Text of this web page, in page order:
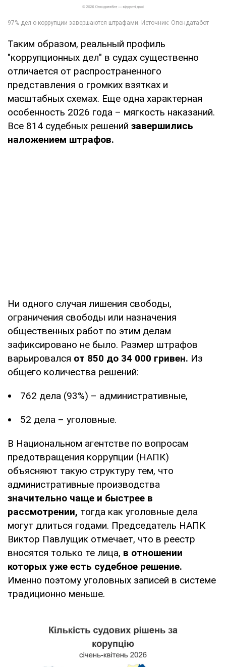
Таким образом, реальный профиль
"коррупционных дел" в судах существенно
отличается от распространенного
представления о громких взятках и
масштабных схемах. Еще одна характерная
особенность 2026 года – мягкость наказаний.
Все 814 судебных решений завершились
наложением штрафов.
Ни одного случая лишения свободы,
ограничения свободы или назначения
общественных работ по этим делам
зафиксировано не было. Размер штрафов
варьировался от 850 до 34 000 гривен. Из
общего количества решений:
762 дела (93%) – административные,
52 дела – уголовные.
В Национальном агентстве по вопросам
предотвращения коррупции (НАПК)
объясняют такую структуру тем, что
административные производства
значительно чаще и быстрее в
рассмотрении, тогда как уголовные дела
могут длиться годами. Председатель НАПК
Виктор Павлущик отмечает, что в реестр
вносятся только те лица, в отношении
которых уже есть судебное решение.
Именно поэтому уголовных записей в системе
традиционно меньше.